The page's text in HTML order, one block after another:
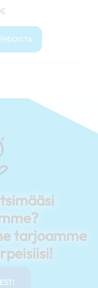
€
tarjoamme